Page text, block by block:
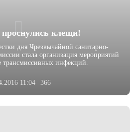
клещи!
дня Чрезвычайной санитарно-
стала организация мероприятий
трансмиссивных инфекций.
11:04 366